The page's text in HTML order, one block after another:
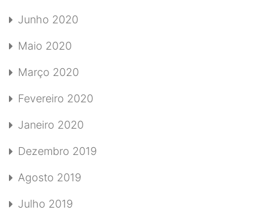
Junho 2020
Maio 2020
Março 2020
Fevereiro 2020
Janeiro 2020
Dezembro 2019
Agosto 2019
Julho 2019